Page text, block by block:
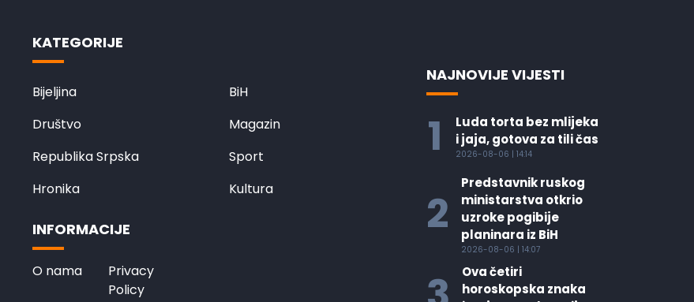
KATEGORIJE
Bijeljina
Društvo
Republika Srpska
Hronika
BiH
Magazin
Sport
Kultura
INFORMACIJE
O nama
Privacy
Policy
NAJNOVIJE VIJESTI
1
Luda torta bez mlijeka
i jaja, gotova za tili čas
2026-08-06 | 14:14
2
Predstavnik ruskog
ministarstva otkrio
uzroke pogibije
planinara iz BiH
2026-08-06 | 14:07
Ova četiri
horoskopska znaka